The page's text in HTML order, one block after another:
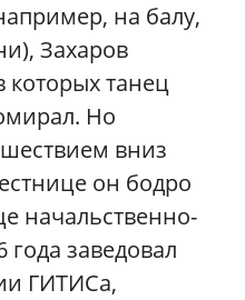
на балу,
Захаров
которых танец
Но
вниз
он бодро
начальственно-
заведовал
ГИТИСа,